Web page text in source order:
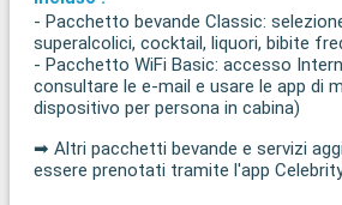
- Pacchetto bevande Classic:
superalcolici, cocktail, liquori, bibite
- Pacchetto WiFi Basic: accesso
consultare le e-mail e usare le app di
dispositivo per persona in cabina)
➡ Altri pacchetti bevande e servizi
essere prenotati tramite l'app